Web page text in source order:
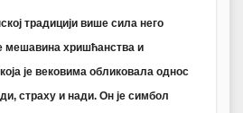
традицији више сила него
мешавина хришћанства и
је вековима обликовала однос
страху и нади. Он је симбол